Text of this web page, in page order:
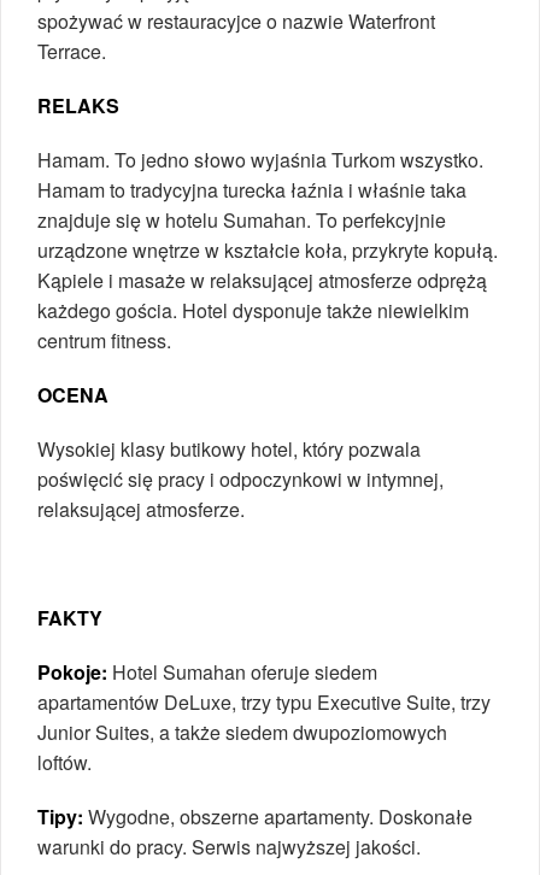
spożywać w restauracyjce o nazwie Waterfront
Terrace.
RELAKS
Hamam. To jedno słowo wyjaśnia Turkom wszystko.
Hamam to tradycyjna turecka łaźnia i właśnie taka
znajduje się w hotelu Sumahan. To perfekcyjnie
urządzone wnętrze w kształcie koła, przykryte kopułą.
Kąpiele i masaże w relaksującej atmosferze odprężą
każdego gościa. Hotel dysponuje także niewielkim
centrum fitness.
OCENA
Wysokiej klasy butikowy hotel, który pozwala
poświęcić się pracy i odpoczynkowi w intymnej,
relaksującej atmosferze.
FAKTY
Pokoje: Hotel Sumahan oferuje siedem
apartamentów DeLuxe, trzy typu Executive Suite, trzy
Junior Suites, a także siedem dwupoziomowych
loftów.
Tipy: Wygodne, obszerne apartamenty. Doskonałe
warunki do pracy. Serwis najwyższej jakości.